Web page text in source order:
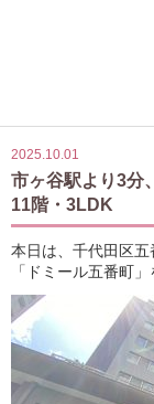
2025.10.01
市ヶ谷駅より3分
11階・3LDK
本日は、千代田区
「ドミール五番町